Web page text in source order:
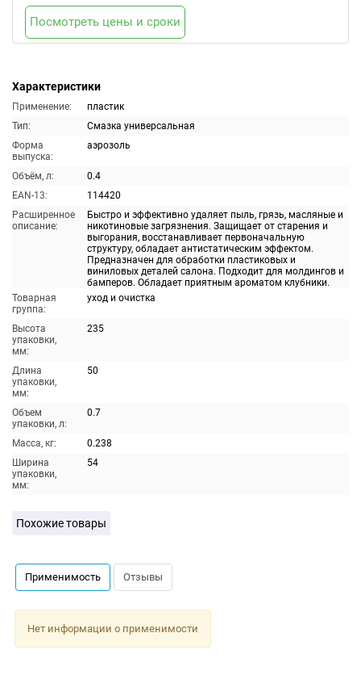
Характеристики
Применение:
пластик
Тип:
Смазка универсальная
Форма
выпуска:
аэрозоль
Объём, л:
0.4
EAN-13:
114420
Расширенное
описание:
Быстро и эффективно удаляет пыль, грязь, масляные и
никотиновые загрязнения. Защищает от старения и
выгорания, восстанавливает первоначальную
структуру, обладает антистатическим эффектом.
Предназначен для обработки пластиковых и
виниловых деталей салона. Подходит для молдингов и
бамперов. Обладает приятным ароматом клубники.
Товарная
группа:
уход и очистка
Высота
упаковки,
мм:
235
Длина
упаковки,
мм:
50
Объем
упаковки, л:
0.7
Масса, кг:
0.238
Ширина
упаковки,
мм:
54
Посмотреть цены и сроки
Похожие товары
Применимость Отзывы
Нет информации о применимости